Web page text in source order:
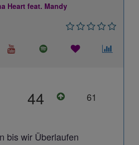
Heart feat. Mandy
44 61
bis wir Überlaufen